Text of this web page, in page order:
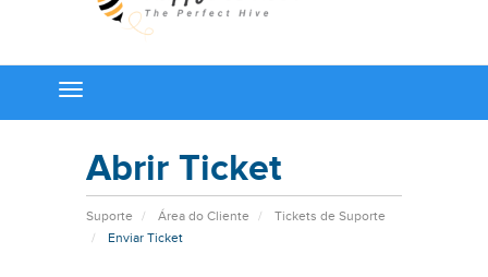
Toggle
navigation
Abrir Ticket
Suporte Área do Cliente
Tickets de Suporte
Enviar Ticket